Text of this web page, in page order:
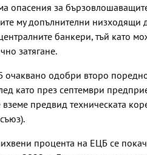
опасения за
му допълнителни низходящи
банкери, тъй като
затягане.
очаквано одобри второ
като през септември
вземе предвид техническата
процента на ЕЦБ се